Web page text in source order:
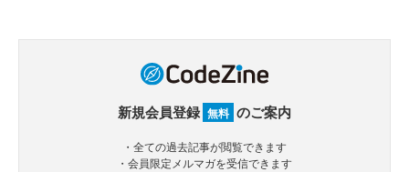
新規会員登録 無料 のご案内
・全ての過去記事が閲覧できます
・会員限定メルマガを受信できます